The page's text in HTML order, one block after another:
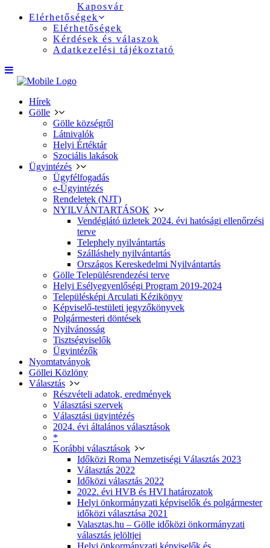
Kaposvár
Elérhetőségek
Elérhetőségek
Kérdések és válaszok
Adatkezelési tájékoztató
Hírek
Gölle
Gölle községről
Látnivalók
Helyi Értéktár
Szociális lakások
Ügyintézés
Ügyfélfogadás
e-Ügyintézés
Rendeletek (NJT)
NYILVÁNTARTÁSOK
Vendéglátó üzletek 2024. évi hatósági ellenőrzési
terve
Telephely nyilvántartás
Szálláshely nyilvántartás
Országos Kereskedelmi Nyilvántartás
Gölle Településrendezési terve
Helyi Esélyegyenlőségi Program 2019-2024
Településképi Arculati Kézikönyv
Képviselő-testületi jegyzőkönyvek
Polgármesteri döntések
Nyilvánosság
Tisztségviselők
Ügyintézők
Nyomtatványok
Göllei Közlöny
Választás
Részvételi adatok, eredmények
Választási szervek
Választási ügyintézés
2024. évi általános választások
*
Korábbi választások
Időközi Roma Nemzetiségi Választás 2023
Választás 2022
Időközi választás 2022
2022. évi HVB és HVI határozatok
Helyi önkormányzati képviselők és polgármester
időközi választása 2021
Valasztas.hu – Gölle időközi önkormányzati
választás jelöltjei
Helyi önkormányzati képviselők és